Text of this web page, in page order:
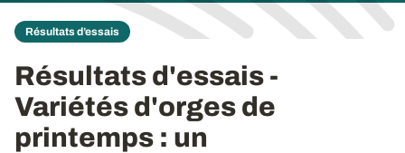
Résultats d’essais
Résultats d'essais -
Variétés d'orges de
printemps : un